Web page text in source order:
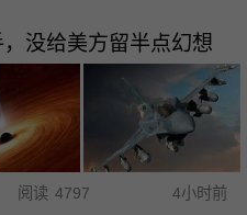
没给美方留半点幻想
阅读 4797 4小时前